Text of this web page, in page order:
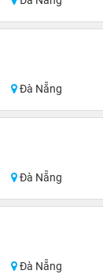
Đà Nẵng
Đà Nẵng
Đà Nẵng